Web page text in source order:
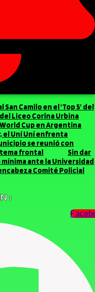
Camilo en el ‘Top 5’ del
Liceo Corina Urbina
Cup en Argentina
el Uní Uní enfrenta
se reunió con
frontal
Sin dar
ante la Universidad
Comité Policial
: